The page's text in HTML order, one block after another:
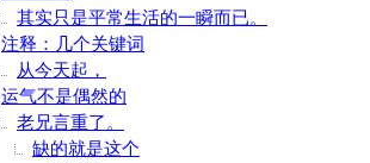
其实只是平常生活的一瞬而已。
注释：几个关键词
从今天起，
运气不是偶然的
老兄言重了。
缺的就是这个